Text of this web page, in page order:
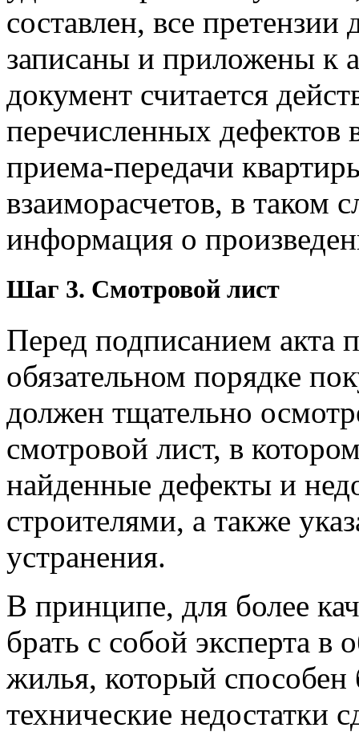
составлен, все
записаны и приложены к
документ считается
перечисленных дефектов
приема-передачи
взаиморасчетов, в таком
информация о
Шаг 3. Смотровой лист
Перед подписанием акта
обязательном порядке
должен тщательно
смотровой лист, в
найденные дефекты и
строителями, а также
устранения.
В принципе, для более
брать с собой эксперта в
жилья, который способен
технические недостатки